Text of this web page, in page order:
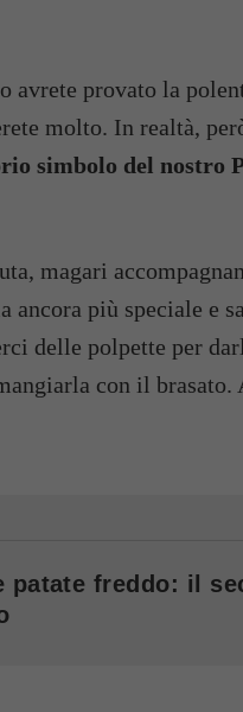
avrete provato la
molto. In realtà,
simbolo del nostro
magari
ancora più speciale e
delle polpette per
con il
patate freddo: il